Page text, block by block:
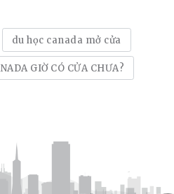
du học canada mở cửa
GIỜ CÓ CỬA CHƯA?